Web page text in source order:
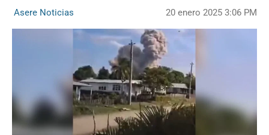
Asere Noticias 20 enero 2025 3:06 PM